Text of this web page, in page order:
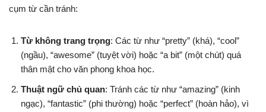
cụm từ cần tránh:
Từ không trang trọng: Các từ như “pretty” (khá), “cool”
(ngầu), “awesome” (tuyệt vời) hoặc “a bit” (một chút) quá
thân mật cho văn phong khoa học.
Thuật ngữ chủ quan: Tránh các từ như “amazing” (kinh
ngạc), “fantastic” (phi thường) hoặc “perfect” (hoàn hảo), vì